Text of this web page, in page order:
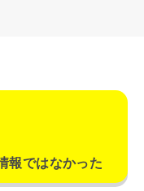
報ではなかった